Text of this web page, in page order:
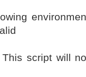
script will